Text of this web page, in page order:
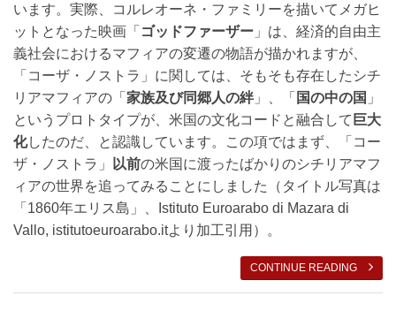
います。実際、コルレオーネ・ファミリーを描いてメガヒ
ットとなった映画「 ゴッドファーザー 」は、経済的自由主
義社会におけるマフィアの変遷の物語が描かれますが、
「コーザ・ノストラ」に関しては、そもそも存在したシチ
リアマフィアの「 家族及び同郷人の絆」、「 国の中の国 」
というプロトタイプが、米国の文化コードと融合して 巨大
化したのだ、と認識しています。この項ではまず、「コー
ザ・ノストラ」
以前の米国に渡ったばかりのシチリアマフ
ィアの世界を追ってみることにしました（タイトル写真は
「1860年エリス島」、Istituto Euroarabo di Mazara di
Vallo, istitutoeuroarabo.itより加工引用）。
CONTINUE READING